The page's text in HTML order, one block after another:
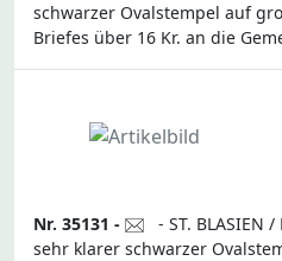
schwarzer Ovalstempel auf
Briefes über 16 Kr. an die
Nr. 35131 -
- ST. BLASIEN /
sehr klarer schwarzer